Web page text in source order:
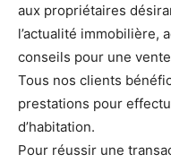
aux propriétaires
l’actualité immobilière,
conseils pour une
Tous nos clients
prestations pour
d’habitation.
Pour réussir une